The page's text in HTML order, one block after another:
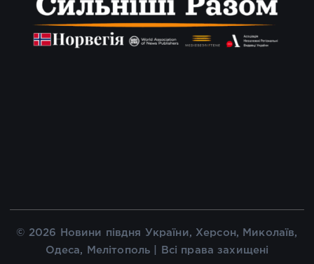
© 2026 Новини півдня України, Херсон, Миколаїв,
Одеса, Мелітополь | Всі права захищені